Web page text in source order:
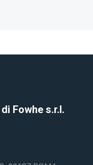
Fowhe s.r.l.